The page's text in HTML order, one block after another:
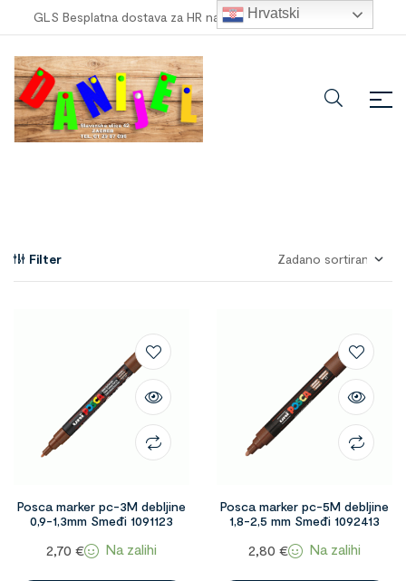
GLS Besplatna dostava za HR narudžbe veće od 100,00 €
Filter
Posca marker pc-3M debljine
0,9-1,3mm Smeđi 1091123
2,70 € Na zalihi
Posca marker pc-5M debljine
1,8-2,5 mm Smeđi 1092413
2,80 € Na zalihi
Hrvatski